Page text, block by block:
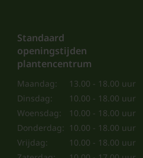
Standaard
openingstijden
plantencentrum
Maandag:
13.00 - 18.00 uur
Dinsdag:
10.00 - 18.00 uur
Woensdag:
10.00 - 18.00 uur
Donderdag: 10.00 - 18.00 uur
Vrijdag:
10.00 - 18.00 uur